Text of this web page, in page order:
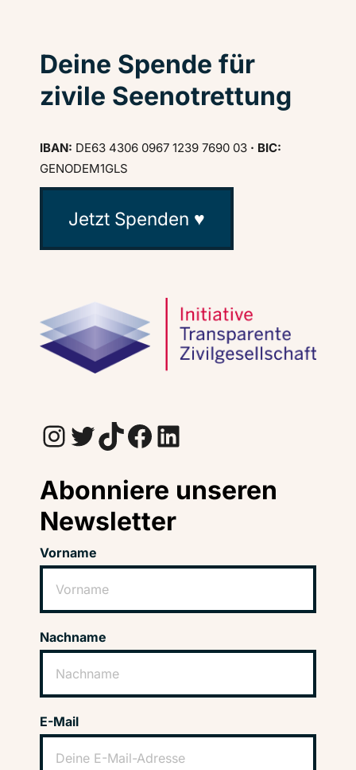
Deine Spende für
zivile Seenotrettung
IBAN: DE63 4306 0967 1239 7690 03 · BIC:
GENODEM1GLS
Jetzt Spenden ♥
InstagramTwitter TikTok Facebook LinkedIn
Abonniere unseren
Newsletter
Vorname
Nachname
E-Mail